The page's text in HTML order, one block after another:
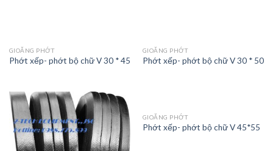
GIOĂNG PHỚT
Phớt xếp- phớt bộ chữ V 30 * 45
GIOĂNG PHỚT
Phớt xếp- phớt bộ chữ V 30 * 50
GIOĂNG PHỚT
Phớt xếp- phớt bộ chữ V 45*55